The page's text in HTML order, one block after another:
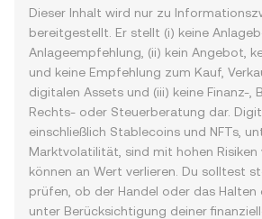
Dieser Inhalt wird nur zu
bereitgestellt. Er stellt (i) keine
Anlageempfehlung, (ii) kein Angebot,
und keine Empfehlung zum Kauf,
digitalen Assets und (iii) keine Finanz-,
Rechts- oder Steuerberatung dar.
einschließlich Stablecoins und NFTs,
Marktvolatilität, sind mit hohen Risiken
können an Wert verlieren. Du solltest
prüfen, ob der Handel oder das Halten
unter Berücksichtigung deiner